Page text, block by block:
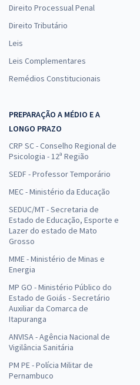
Direito Processual Penal
Direito Tributário
Leis
Leis Complementares
Remédios Constitucionais
PREPARAÇÃO A MÉDIO E A
LONGO PRAZO
CRP SC - Conselho Regional de
Psicologia - 12ª Região
SEDF - Professor Temporário
MEC - Ministério da Educação
SEDUC/MT - Secretaria de
Estado de Educação, Esporte e
Lazer do estado de Mato
Grosso
MME - Ministério de Minas e
Energia
MP GO - Ministério Público do
Estado de Goiás - Secretário
Auxiliar da Comarca de
Itapuranga
ANVISA - Agência Nacional de
Vigilância Sanitária
PM PE - Polícia Militar de
Pernambuco